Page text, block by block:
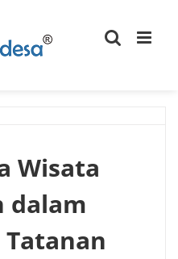
Wisata
dalam